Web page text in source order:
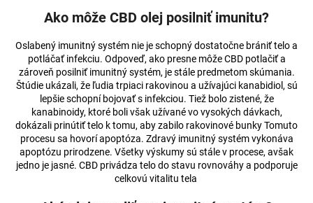
Ako môže CBD olej posilniť imunitu?
Oslabený imunitný systém nie je schopný dostatočne brániť telo a
potláčať infekciu. Odpoveď, ako presne môže CBD potlačiť a
zároveň posilniť imunitný systém, je stále predmetom skúmania.
Štúdie ukázali, že ľudia trpiaci rakovinou a užívajúci kanabidiol, sú
lepšie schopní bojovať s infekciou. Tiež bolo zistené, že
kanabinoidy, ktoré boli však užívané vo vysokých dávkach,
dokázali prinútiť telo k tomu, aby zabilo rakovinové bunky Tomuto
procesu sa hovorí apoptóza. Zdravý imunitný systém vykonáva
apoptózu prirodzene. Všetky výskumy sú stále v procese, avšak
jedno je jasné. CBD privádza telo do stavu rovnováhy a podporuje
celkovú vitalitu tela
č
m
e
CBD
ŽVÝKAČKY
S
PEPERMINTEM